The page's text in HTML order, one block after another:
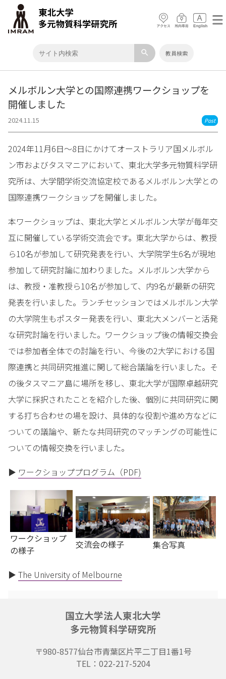
search 教員検索
メルボルン大学との国際連携ワークショップを
開催しました
2024.11.15 Post
2024年11月6日～8日にかけてオーストラリア国メルボル
ン市およびタスマニアにおいて、東北大学多元物質科学研
究所は、大学間学術交流協定校であるメルボルン大学との
国際連携ワークショップを開催しました。
本ワークショップは、東北大学とメルボルン大学が毎年交
互に開催している学術交流会です。東北大学からは、教授
ら10名が参加して研究発表を行い、大学院学生6名が現地
参加して研究討論に加わりました。メルボルン大学から
は、教授・准教授ら10名が参加して、内9名が最新の研究
発表を行いました。ランチセッションではメルボルン大学
の大学院生もポスター発表を行い、東北大メンバーと活発
な研究討論を行いました。ワークショップ後の情報交換会
では参加者全体での討論を行い、今後の2大学における国
際連携と共同研究推進に関して総合議論を行いました。そ
の後タスマニア島に場所を移し、東北大学が国際卓越研究
大学に採択されたことを紹介した後、個別に共同研究に関
する打ち合わせの場を設け、具体的な役割や進め方などに
ついての議論や、新たな共同研究のマッチングの可能性に
ついての情報交換を行いました。
▶ ワークショッププログラム（PDF)
ワークショップ
の様子
交流会の様子 集合写真
▶ The University of Melbourne
国立大学法人東北大学
多元物質科学研究所
〒980-8577仙台市青葉区片平二丁目1番1号
TEL：022-217-5204